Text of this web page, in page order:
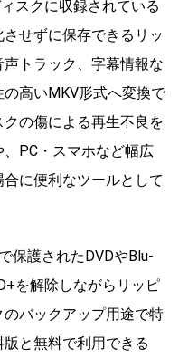
スクに収録されている
せずに保存できるリッ
トラック、字幕情報な
高いMKV形式へ変換で
の傷による再生不良を
PC・スマホなど幅広
に便利なツールとして
保護されたDVDやBlu-
を解除しながらリッピ
バックアップ用途で特
と無料で利用できる